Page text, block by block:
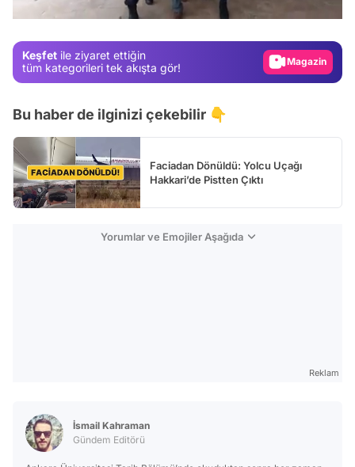
Keşfet ile ziyaret ettiğin
tüm kategorileri tek akışta gör!
Magazin
Bu haber de ilginizi çekebilir 👇
Faciadan Dönüldü: Yolcu Uçağı
Hakkari’de Pistten Çıktı
Yorumlar ve Emojiler Aşağıda
Reklam
İsmail Kahraman
Gündem Editörü